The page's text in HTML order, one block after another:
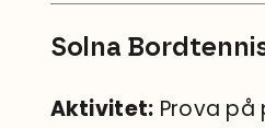
Solna
Aktivitet: Prova på